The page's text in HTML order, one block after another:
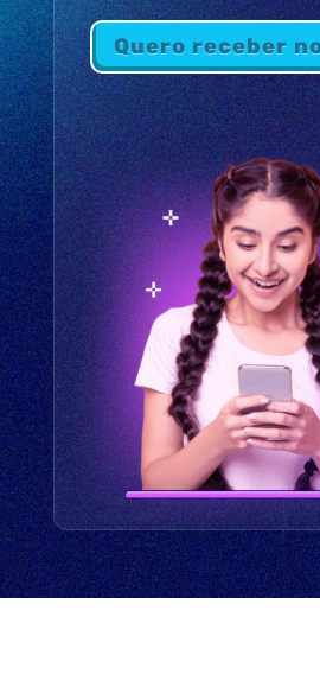
Quero receber